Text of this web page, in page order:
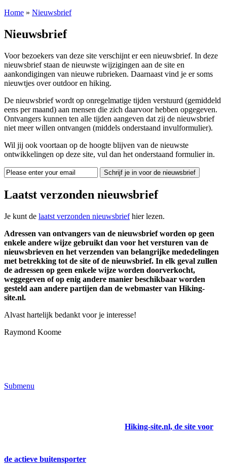
Home » Nieuwsbrief
Nieuwsbrief
Voor bezoekers van deze site verschijnt er een nieuwsbrief. In deze
nieuwsbrief staan de nieuwste wijzigingen aan de site en
aankondigingen van nieuwe rubrieken. Daarnaast vind je er soms
nieuwtjes over outdoor en hiking.
De nieuwsbrief wordt op onregelmatige tijden verstuurd (gemiddeld
eens per maand) aan mensen die zich daarvoor hebben opgegeven.
Ontvangers kunnen ten alle tijden aangeven dat zij de nieuwsbrief
niet meer willen ontvangen (middels onderstaand invulformulier).
Wil jij ook voortaan op de hoogte blijven van de nieuwste
ontwikkelingen op deze site, vul dan het onderstaand formulier in.
Schrijf je in voor de nieuwsbrief
Laatst verzonden nieuwsbrief
Je kunt de laatst verzonden nieuwsbriefhier lezen.
Adressen van ontvangers van de nieuwsbrief worden op geen
enkele andere wijze gebruikt dan voor het versturen van de
nieuwsbrieven en het verzenden van belangrijke mededelingen
met betrekking tot de site of de nieuwsbrief. In elk geval zullen
de adressen op geen enkele wijze worden doorverkocht,
weggegeven of op enig andere manier beschikbaar worden
gesteld aan andere partijen dan de webmaster van Hiking-
site.nl.
Alvast hartelijk bedankt voor je interesse!
Raymond Koome
Submenu
Hiking-site.nl, de site voor
de actieve buitensporter